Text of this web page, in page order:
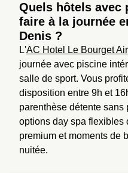
Quels hôtels avec
faire à la journée
Denis ?
L'AC Hotel Le Bourget
journée avec piscine
salle de sport. Vous
disposition entre 9h et
parenthèse détente sans
options day spa flexibles
premium et moments de
nuitée.